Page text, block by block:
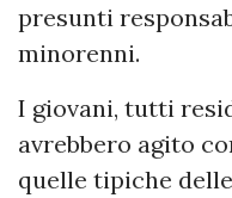
presunti
minorenni.
I giovani, tutti
avrebbero agito
quelle tipiche